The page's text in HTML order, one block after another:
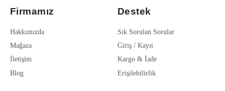
Firmamız
Hakkımızda
Mağaza
İletişim
Blog
Destek
Sık Sorulan Sorular
Giriş / Kayıt
Kargo & İade
Erişilebilirlik